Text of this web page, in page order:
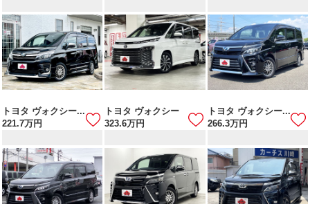
トヨタ ヴォクシー...
221.7万円
トヨタ ヴォクシー
323.6万円
トヨタ ヴォクシー...
266.3万円